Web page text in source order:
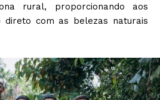
rural, proporcionando aos
direto com as belezas naturais